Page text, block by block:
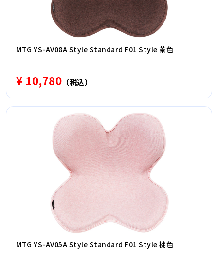
MTG YS-AV08A Style Standard F01 Style 茶色
¥ 10,780 （税込）
MTG YS-AV05A Style Standard F01 Style 桃色